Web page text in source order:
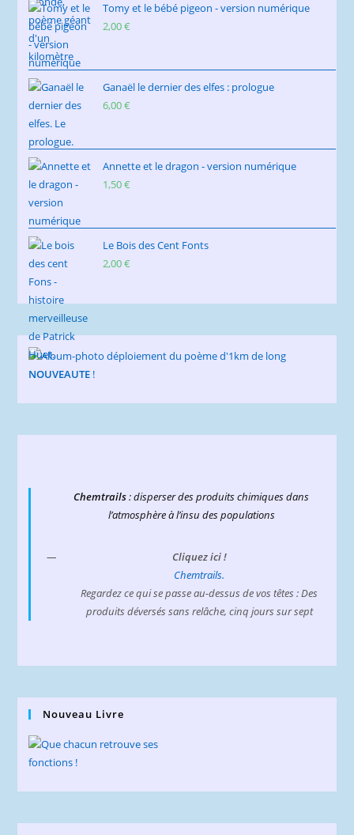
Tomy et le bébé pigeon - version numérique
2,00€
Ganaël le dernier des elfes : prologue
6,00€
Annette et le dragon - version numérique
1,50€
Le Bois des Cent Fonts
2,00€
NOUVEAUTE !
Chemtrails: disperser des produits chimiques dans
l’atmosphère à l’insu des populations
Cliquez ici !
Chemtrails.
Regardez ce qui se passe au-dessus de vos têtes : Des
produits déversés sans relâche, cinq jours sur sept
Nouveau Livre